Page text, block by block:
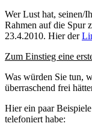
Wer Lust hat, seinen/
Rahmen auf die Spur
23.4.2010. Hier der
Zum Einstieg eine
Was würden Sie tun,
überraschend frei
Hier ein paar
telefoniert habe: